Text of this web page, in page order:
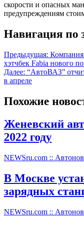
скорости и опасных
предупреждениям
Навигация по
Предыдущая: Компания
хэтчбек Fabia нового
Далее: “АвтоВАЗ”
в апреле
Похожие
Женевский
2022 году
NEWSru.com ::
В Москве
зарядных
NEWSru.com ::